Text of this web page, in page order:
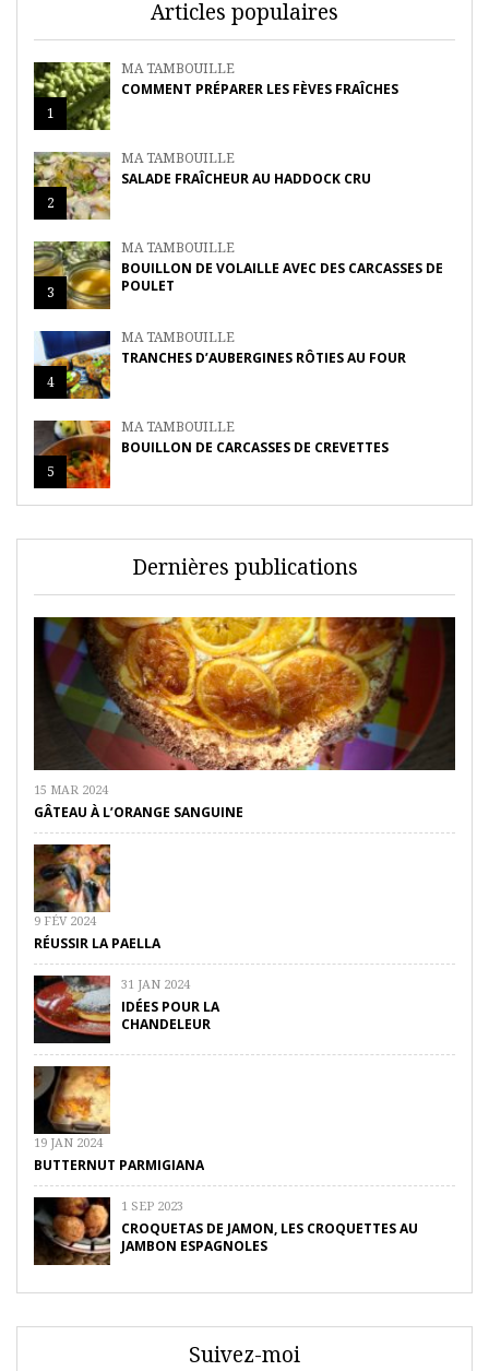
Articles populaires
1
MA TAMBOUILLE
COMMENT PRÉPARER LES FÈVES FRAÎCHES
2
MA TAMBOUILLE
SALADE FRAÎCHEUR AU HADDOCK CRU
3
MA TAMBOUILLE
BOUILLON DE VOLAILLE AVEC DES CARCASSES DE
POULET
4
MA TAMBOUILLE
TRANCHES D’AUBERGINES RÔTIES AU FOUR
5
MA TAMBOUILLE
BOUILLON DE CARCASSES DE CREVETTES
Dernières publications
15 MAR 2024
GÂTEAU À L’ORANGE SANGUINE
9 FÉV 2024
RÉUSSIR LA PAELLA
31 JAN 2024
IDÉES POUR LA
CHANDELEUR
19 JAN 2024
BUTTERNUT PARMIGIANA
1 SEP 2023
CROQUETAS DE JAMON, LES CROQUETTES AU
JAMBON ESPAGNOLES
Suivez-moi